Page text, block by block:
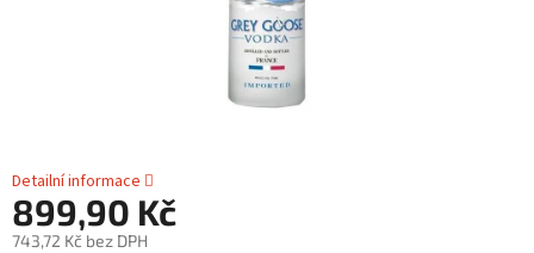
Detailní informace
899,90 Kč
743,72 Kč bez DPH